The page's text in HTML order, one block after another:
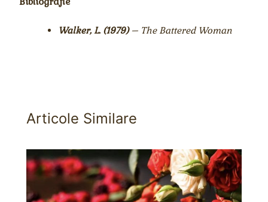
Walker, L. (1979)– The Battered Woman
Articole Similare